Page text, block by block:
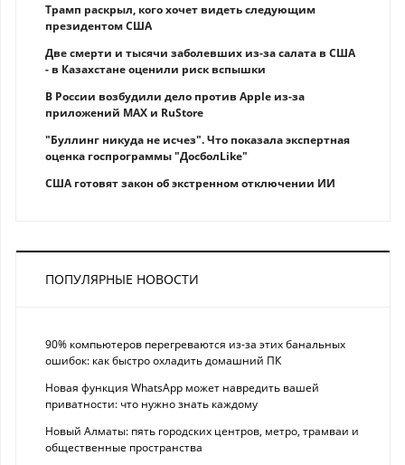
Трамп раскрыл, кого хочет видеть следующим
президентом США
Две смерти и тысячи заболевших из-за салата в США
- в Казахстане оценили риск вспышки
В России возбудили дело против Apple из-за
приложений MAX и RuStore
"Буллинг никуда не исчез". Что показала экспертная
оценка госпрограммы "ДосболLike"
США готовят закон об экстренном отключении ИИ
ПОПУЛЯРНЫЕ НОВОСТИ
90% компьютеров перегреваются из-за этих банальных
ошибок: как быстро охладить домашний ПК
Новая функция WhatsApp может навредить вашей
приватности: что нужно знать каждому
Новый Алматы: пять городских центров, метро, трамваи и
общественные пространства